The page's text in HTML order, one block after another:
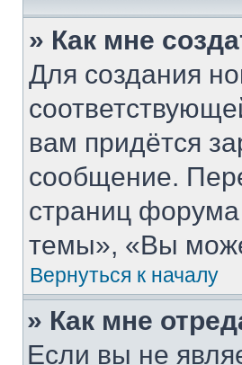
» Как мне
Для создания
вам придётся
сообщение.
страниц
темы», «Вы
Вернуться к началу
» Как мне
Если вы не